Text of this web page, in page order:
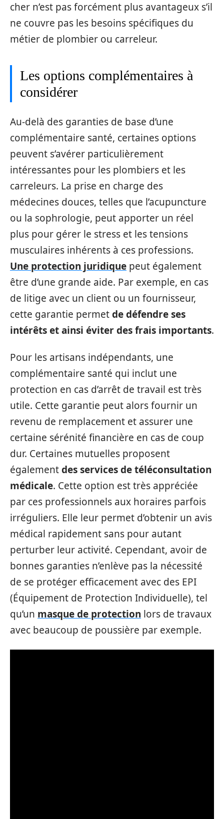
cher n’est pas forcément plus avantageux s’il
ne couvre pas les besoins spécifiques du
métier de plombier ou carreleur.
Les options complémentaires à
considérer
Au-delà des garanties de base d’une
complémentaire santé, certaines options
peuvent s’avérer particulièrement
intéressantes pour les plombiers et les
carreleurs. La prise en charge des
médecines douces, telles que l’acupuncture
ou la sophrologie, peut apporter un réel
plus pour gérer le stress et les tensions
musculaires inhérents à ces professions.
Une protection juridique peut également
être d’une grande aide. Par exemple, en cas
de litige avec un client ou un fournisseur,
cette garantie permetde défendre ses
intérêts et ainsi éviter des frais importants.
Pour les artisans indépendants, une
complémentaire santé qui inclut une
protection en cas d’arrêt de travail est très
utile. Cette garantie peut alors fournir un
revenu de remplacement et assurer une
certaine sérénité financière en cas de coup
dur. Certaines mutuelles proposent
égalementdes services de téléconsultation
médicale. Cette option est très appréciée
par ces professionnels aux horaires parfois
irréguliers. Elle leur permet d’obtenir un avis
médical rapidement sans pour autant
perturber leur activité. Cependant, avoir de
bonnes garanties n’enlève pas la nécessité
de se protéger efficacement avec des EPI
(Équipement de Protection Individuelle), tel
qu’un masque de protection lors de travaux
avec beaucoup de poussière par exemple.